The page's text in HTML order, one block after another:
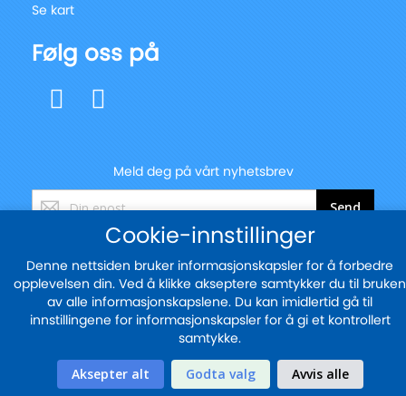
Se kart
Følg oss på
Meld deg på vårt nyhetsbrev
Registrer
deg
nyhetsbrev:
Send
© 2025 - blekkskriveren.no
Sikker betaling med
Cookie-innstillinger
Denne nettsiden bruker informasjonskapsler for å forbedre
opplevelsen din. Ved å klikke akseptere samtykker du til bruken
av alle informasjonskapslene. Du kan imidlertid gå til
innstillingene for informasjonskapsler for å gi et kontrollert
samtykke.
Aksepter alt Godta valg Avvis alle